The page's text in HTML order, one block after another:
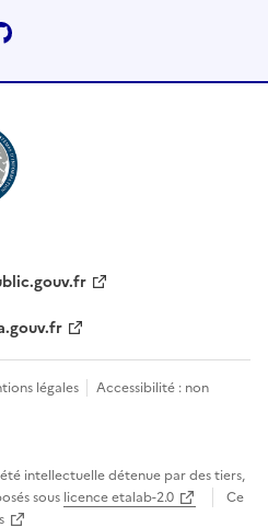
légales
Accessibilité : non
intellectuelle détenue par des tiers,
sous licence etalab-2.0
Ce